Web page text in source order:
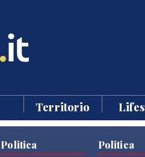
Territorio
Politica Politica